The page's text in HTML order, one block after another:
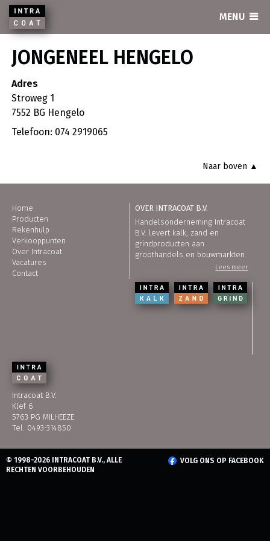
INTRACOAT MENU
JONGENEEL HENGELO
Adres
Stroweg 1
7552 BG Hengelo
Telefoon: 074 2919065
Naar boven ▲
Home
Producten
Rekenhulp
Verkooppunten
Over Intracoat
Vacatures
Contact
OVER INTRACOAT B.V.
Handelsonderneming Intracoat
B.V. levert kalk, zand en
grindproducten aan
groothandels en bouwmarkten.
Lees meer
Intracoat B.V.
Klef 6
5763 PG MILHEEZE
Tel. 0493-314850
© 1998-2026 INTRACOAT B.V., ALLE
RECHTEN VOORBEHOUDEN
VOLG ONS OP FACEBOOK